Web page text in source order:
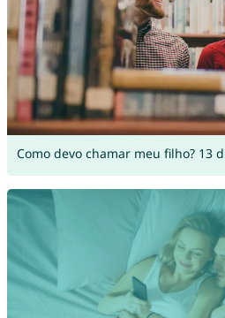
Como devo chamar meu filho? 13